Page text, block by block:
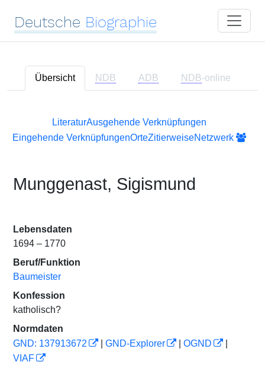
Deutsche Biographie
Übersicht NDB ADB NDB-online
LiteraturAusgehende Verknüpfungen
Eingehende VerknüpfungenOrteZitierweiseNetzwerk
Munggenast, Sigismund
Lebensdaten
1694 – 1770
Beruf/Funktion
Baumeister
Konfession
katholisch?
Normdaten
GND: 137913672
GND-Explorer OGND
VIAF